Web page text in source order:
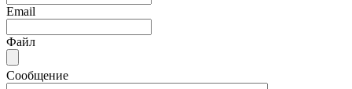
Email
Файл
Сообщение